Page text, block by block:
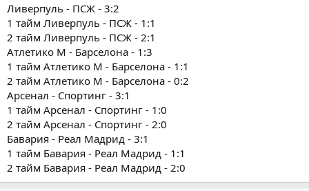
Ливерпуль - ПСЖ - 3:2
1 тайм Ливерпуль - ПСЖ - 1:1
2 тайм Ливерпуль - ПСЖ - 2:1
Атлетико М - Барселона - 1:3
1 тайм Атлетико М - Барселона - 1:1
2 тайм Атлетико М - Барселона - 0:2
Арсенал - Спортинг - 3:1
1 тайм Арсенал - Спортинг - 1:0
2 тайм Арсенал - Спортинг - 2:0
Бавария - Реал Мадрид - 3:1
1 тайм Бавария - Реал Мадрид - 1:1
2 тайм Бавария - Реал Мадрид - 2:0